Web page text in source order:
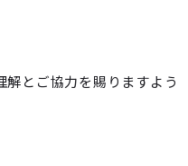
とご協力を賜りますよう